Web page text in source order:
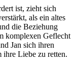
ist, zieht sich
als ein altes
die Beziehung
komplexen Geflecht
Jan sich ihren
ihre Liebe zu retten.